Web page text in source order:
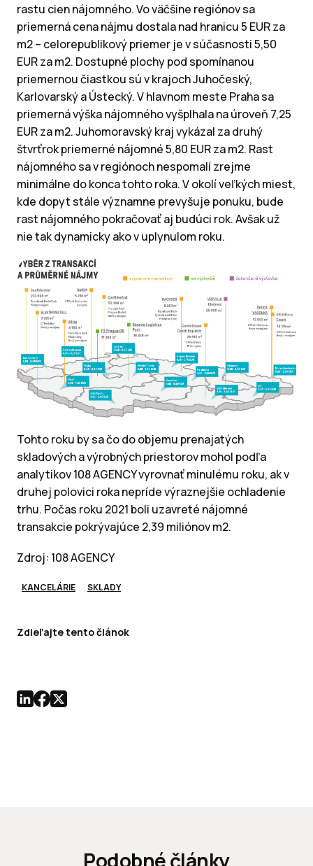
rastu cien nájomného. Vo väčšine regiónov sa
priemerná cena nájmu dostala nad hranicu 5 EUR za
m2 – celorepublikový priemer je v súčasnosti 5,50
EUR za m2. Dostupné plochy pod spomínanou
priemernou čiastkou sú v krajoch Juhočeský,
Karlovarský a Ústecký. V hlavnom meste Praha sa
priemerná výška nájomného vyšplhala na úroveň 7,25
EUR za m2. Juhomoravský kraj vykázal za druhý
štvrťrok priemerné nájomné 5,80 EUR za m2. Rast
nájomného sa v regiónoch nespomalí zrejme
minimálne do konca tohto roka. V okolí veľkých miest,
kde dopyt stále významne prevyšuje ponuku, bude
rast nájomného pokračovať aj budúci rok. Avšak už
nie tak dynamicky ako v uplynulom roku.
Tohto roku by sa čo do objemu prenajatých
skladových a výrobných priestorov mohol podľa
analytikov 108 AGENCY vyrovnať minulému roku, ak v
druhej polovici roka nepríde výraznejšie ochladenie
trhu. Počas roku 2021 boli uzavreté nájomné
transakcie pokrývajúce 2,39 miliónov m2.
Zdroj: 108 AGENCY
KANCELÁRIE SKLADY
Zdieľajte tento článok
Podobné články